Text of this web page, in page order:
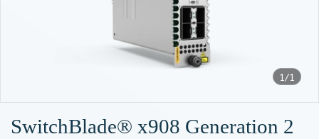
1/1
SwitchBlade® x908 Generation 2